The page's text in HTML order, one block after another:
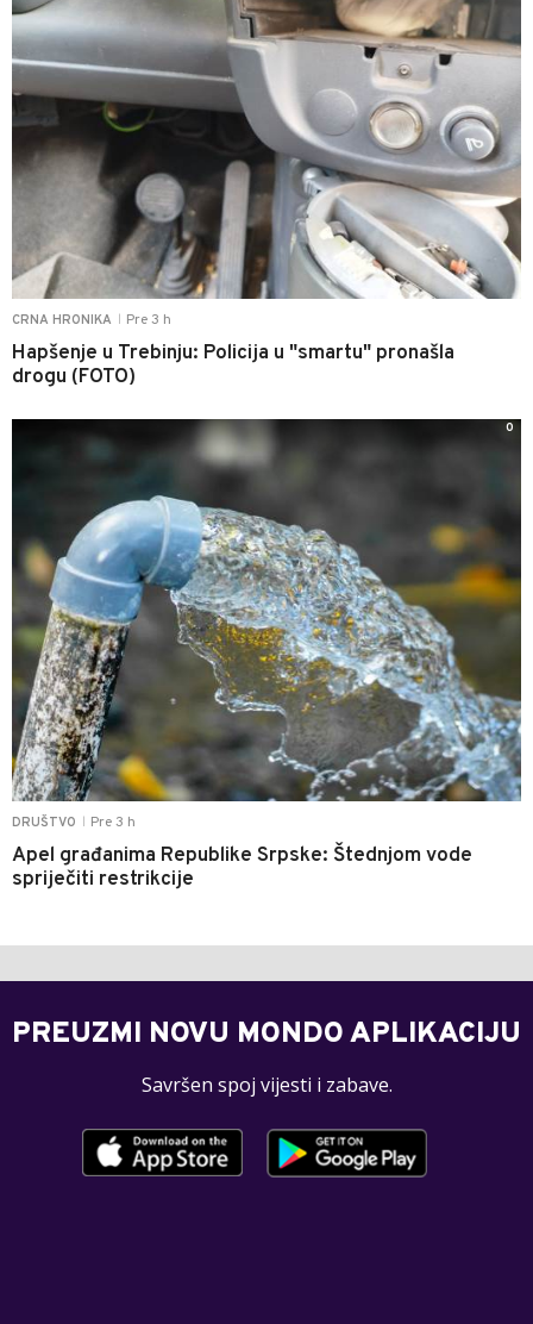
CRNA HRONIKA Pre 3 h
Hapšenje u Trebinju: Policija u "smartu" pronašla
drogu (FOTO)
DRUŠTVO Pre 3 h
Apel građanima Republike Srpske: Štednjom vode
spriječiti restrikcije
0
PREUZMI NOVU MONDO APLIKACIJU
Savršen spoj vijesti i zabave.